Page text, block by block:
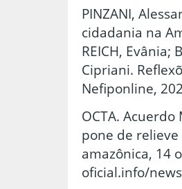
PINZANI,
cidadania na
REICH, Evânia;
Cipriani.
Nefiponline,
OCTA. Acuerdo
pone de
amazônica, 14
oficial.info/